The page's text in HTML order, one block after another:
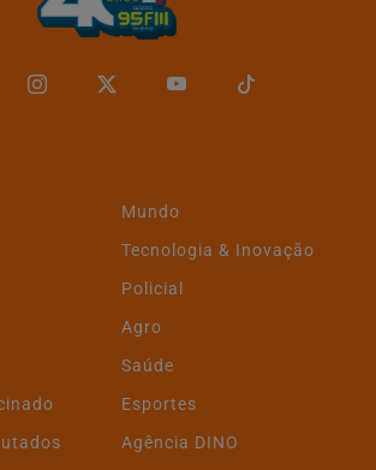
Mundo
Tecnologia & Inovação
Policial
Agro
Saúde
Esportes
Agência DINO